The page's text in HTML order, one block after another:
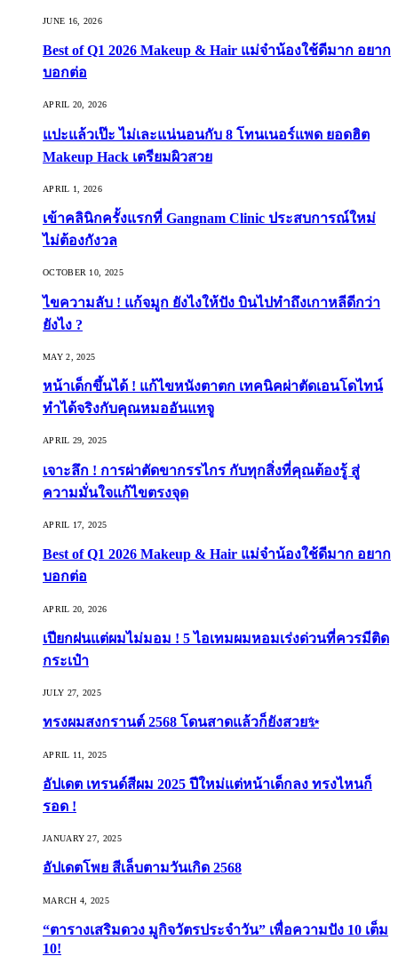
JUNE 16, 2026
Best of Q1 2026 Makeup & Hair แม่จ๋าน้องใช้ดีมาก อยาก
บอกต่อ
APRIL 20, 2026
แปะแล้วเป๊ะ ไม่เละแน่นอนกับ 8 โทนเนอร์แพด ยอดฮิต
Makeup Hack เตรียมผิวสวย
APRIL 1, 2026
เข้าคลินิกครั้งแรกที่ Gangnam Clinic ประสบการณ์ใหม่
ไม่ต้องกังวล
OCTOBER 10, 2025
ไขความลับ ! แก้จมูก ยังไงให้ปัง บินไปทำถึงเกาหลีดีกว่า
ยังไง ?
MAY 2, 2025
หน้าเด็กขึ้นได้ ! แก้ไขหนังตาตก เทคนิคผ่าตัดเอนโดไทน์
ทำได้จริงกับคุณหมออันแทจู
APRIL 29, 2025
เจาะลึก ! การผ่าตัดขากรรไกร กับทุกสิ่งที่คุณต้องรู้ สู่
ความมั่นใจแก้ไขตรงจุด
APRIL 17, 2025
Best of Q1 2026 Makeup & Hair แม่จ๋าน้องใช้ดีมาก อยาก
บอกต่อ
APRIL 20, 2026
เปียกฝนแต่ผมไม่มอม ! 5 ไอเทมผมหอมเร่งด่วนที่ควรมีติด
กระเป๋า
JULY 27, 2025
ทรงผมสงกรานต์ 2568 โดนสาดแล้วก็ยังสวย✨
APRIL 11, 2025
อัปเดต เทรนด์สีผม 2025 ปีใหม่แต่หน้าเด็กลง ทรงไหนก็
รอด !
JANUARY 27, 2025
อัปเดตโพย สีเล็บตามวันเกิด 2568
MARCH 4, 2025
“ตารางเสริมดวง มูกิจวัตรประจำวัน” เพื่อความปัง 10 เต็ม
10!